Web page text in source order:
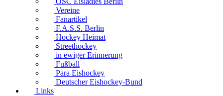
Vereine
Fanartikel
F.A.S.S. Berlin
Hockey Heimat
Streethockey
in ewiger Erinnerung
Fußball
Para Eishockey
Deutscher Eishockey-Bund
Links